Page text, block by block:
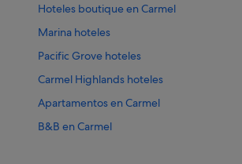
Hoteles boutique en Carmel
Marina hoteles
Pacific Grove hoteles
Carmel Highlands hoteles
Apartamentos en Carmel
B&B en Carmel